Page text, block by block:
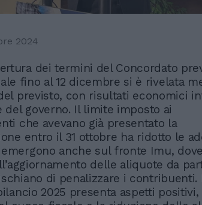
2024
dei termini del Concordato
fino al 12 dicembre si è rivelata
previsto, con risultati economici
del governo. Il limite imposto ai
che avevano già presentato la
entro il 31 ottobre ha ridotto le
anche sul fronte Imu, dove
delle aliquote da
di penalizzare i contribuenti.
2025 presenta aspetti positivi,